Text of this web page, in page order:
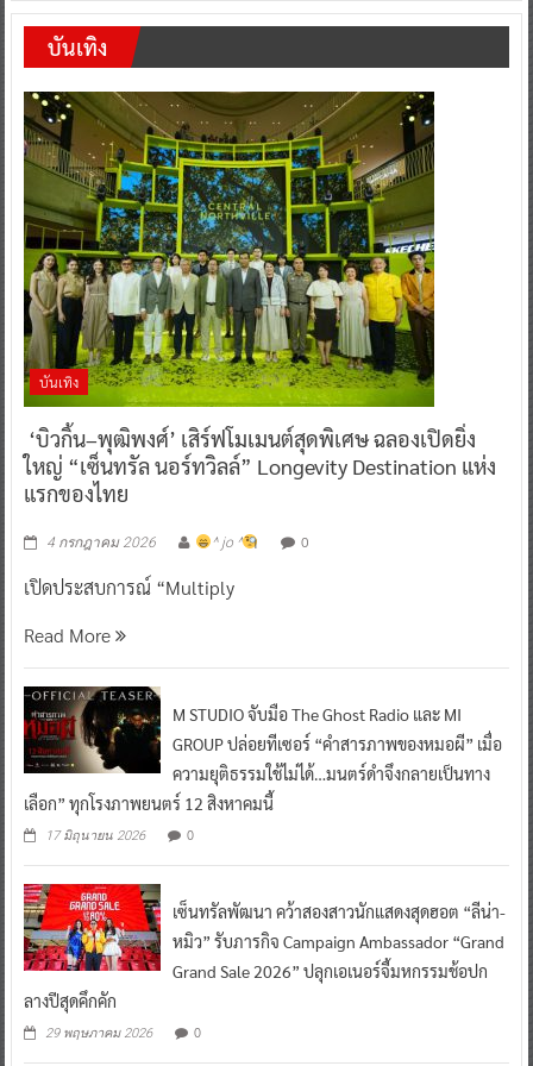
บันเทิง
บันเทิง
‘บิวกิ้น–พุฒิพงศ์’ เสิร์ฟโมเมนต์สุดพิเศษ ฉลองเปิดยิ่ง
ใหญ่ “เซ็นทรัล นอร์ทวิลล์” Longevity Destination แห่ง
แรกของไทย
4 กรกฎาคม 2026 ^ jo ^ 0
เปิดประสบการณ์ “Multiply
Read More
M STUDIO จับมือ The Ghost Radio และ MI
GROUP ปล่อยทีเซอร์ “คำสารภาพของหมอผี” เมื่อ
ความยุติธรรมใช้ไม่ได้…มนตร์ดำจึงกลายเป็นทาง
เลือก” ทุกโรงภาพยนตร์ 12 สิงหาคมนี้
17 มิถุนายน 2026 0
เซ็นทรัลพัฒนา คว้าสองสาวนักแสดงสุดฮอต “ลีน่า-
หมิว” รับภารกิจ Campaign Ambassador “Grand
Grand Sale 2026” ปลุกเอเนอร์จี้มหกรรมช้อปก
ลางปีสุดคึกคัก
29 พฤษภาคม 2026 0